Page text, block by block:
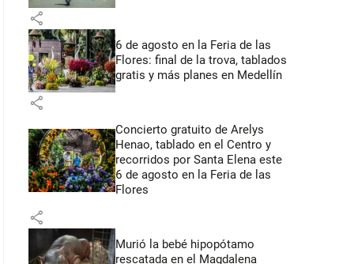
share
6 de agosto en la Feria de las
Flores: final de la trova, tablados
gratis y más planes en Medellín
share
Concierto gratuito de Arelys
Henao, tablado en el Centro y
recorridos por Santa Elena este
6 de agosto en la Feria de las
Flores
share
Murió la bebé hipopótamo
rescatada en el Magdalena